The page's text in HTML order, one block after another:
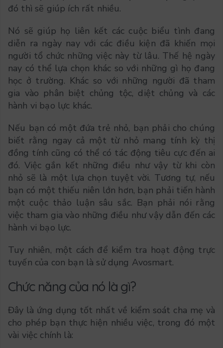
đó thì sẽ giúp ích rất nhiều.
Nó sẽ giúp họ liên kết các cuộc biểu tình đang
diễn ra ngày nay với các điều kiện đã khiến mọi
người tổ chức những việc này từ lâu. Thế hệ ngày
nay có thể lựa chọn khác so với những gì họ đang
học ở trường. Khác so với những người đã tham
gia vào phân biệt chủng tộc, diệt chủng và các
hành vi bạo lực khác.
Nếu bạn có một đứa trẻ nhỏ, bạn phải cho chúng
biết rằng ngay cả một từ nhỏ mang tính kỳ thị
đồng tính cũng có thể có tác động tiêu cực đến ai
đó. Việc gắn kết những điều như vậy từ khi còn
nhỏ sẽ là một lựa chọn tuyệt vời. Tương tự, nếu
bạn có một thiếu niên lớn hơn, bạn phải tiến hành
một cuộc thảo luận sâu sắc. Bạn phải nói rằng
việc tham gia vào những điều như vậy dẫn đến các
hành vi bạo lực.
Tuy nhiên, một cách để kiểm tra hoạt động trực
tuyến của con bạn là sử dụng Avosmart.
Chức năng của nó là gì?
Đây là ứng dụng tốt nhất về kiểm soát cha mẹ và
cho phép bạn thực hiện nhiều việc, trong đó một
vài việc chính là: